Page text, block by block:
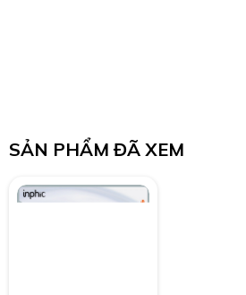
SẢN PHẨM ĐÃ XEM